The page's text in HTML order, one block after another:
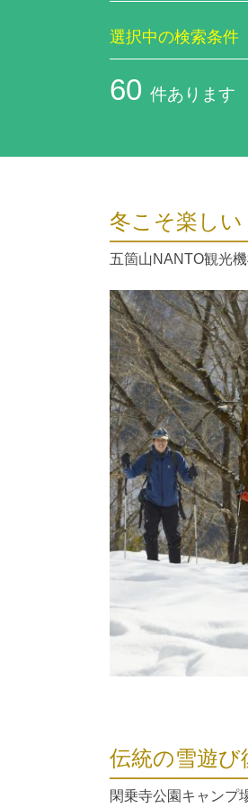
選択中の検索条件
60 件あります
冬こそ楽し
五箇山NANTO観光
伝統の雪遊び
閑乗寺公園キャンプ